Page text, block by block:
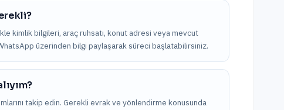
kimlik bilgileri, araç ruhsatı, konut adresi veya mevcut
üzerinden bilgi paylaşarak süreci başlatabilirsiniz.
takip edin. Gerekli evrak ve yönlendirme konusunda